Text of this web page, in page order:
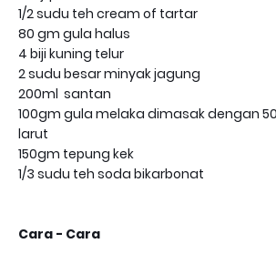
1/2 sudu teh cream of tartar
80 gm gula halus
4 biji kuning telur
2 sudu besar minyak jagung
200ml santan
100gm gula melaka dimasak dengan
larut
150gm tepung kek
1/3 sudu teh soda bikarbonat
Cara - Cara